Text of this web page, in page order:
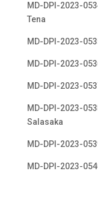
MD-DPI-2023-
Tena
MD-DPI-2023-
MD-DPI-2023-
MD-DPI-2023-
MD-DPI-2023-
Salasaka
MD-DPI-2023-
MD-DPI-2023-